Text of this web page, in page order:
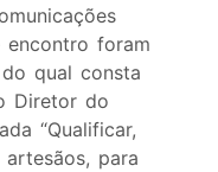
encontro foram
qual consta
Diretor do
“Qualificar,
para